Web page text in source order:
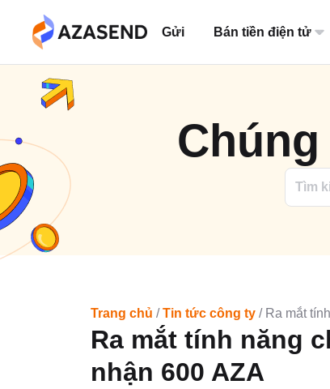
Gửi Bán tiền điện tử
Trang chủ /Tin tức công ty / Ra mắt
Ra mắt tính năng
nhận 600 AZA